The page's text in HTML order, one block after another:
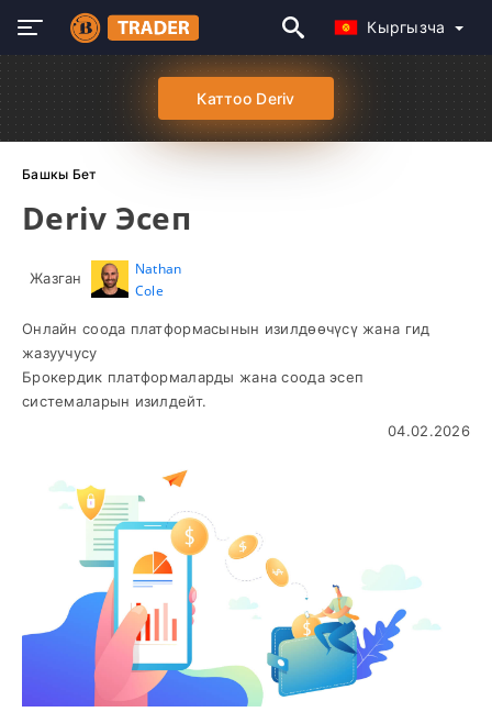
Кыргызча
Каттоо Deriv
Башкы Бет
Deriv Эсеп
Жазган
Nathan
Cole
Онлайн соода платформасынын изилдөөчүсү жана гид
жазуучусу
Брокердик платформаларды жана соода эсеп
системаларын изилдейт.
04.02.2026